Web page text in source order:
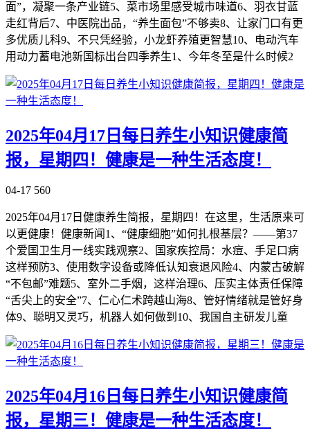
面”，凝聚一条产业链5、菜市场里感受城市味道6、羽衣甘蓝
走红背后7、中医院出品，“养生面包”不够卖8、让家门口有更
多优质儿科9、不只凭经验，小龙虾养殖更智慧10、电动汽车
用动力蓄电池新国标出台四季养生1、今年冬至是什么时候2
2025年04月17日每日养生小知识健康简
报，星期四！健康是一种生活态度！
04-17 560
2025年04月17日健康养生简报，星期四！在这里，生活原来可
以更健康！健康新闻1、“健康细胞”如何扎根基层？——第37
个爱国卫生月一线实践观察2、国家疾控局：水痘、手足口病
这样预防3、使用数字设备或降低认知衰退风险4、内蒙古破解
“不包邮”难题5、室外二手烟，这样治理6、压实主体责任保障
“舌尖上的安全”7、仁心仁术跨越山海8、管好情绪就是管好身
体9、聪明又灵巧，机器人如何做到10、我国自主研发儿童
2025年04月16日每日养生小知识健康简
报，星期三！健康是一种生活态度！